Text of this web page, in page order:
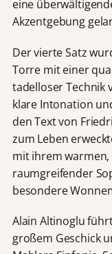
eine
Akzentgebung
Der vierte Satz
Torre mit einer
tadelloser Technik
klare Intonation
den Text von
zum Leben
mit ihrem warmen,
raumgreifender
besondere
Alain Altinoglu
großem Geschick